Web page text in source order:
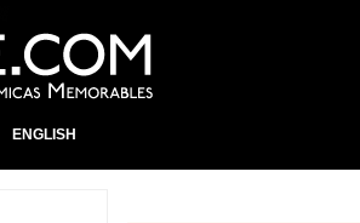
ENGLISH